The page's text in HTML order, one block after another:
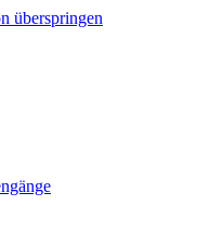
überspringen